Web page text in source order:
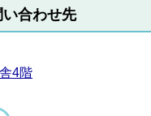
合わせ先
4階